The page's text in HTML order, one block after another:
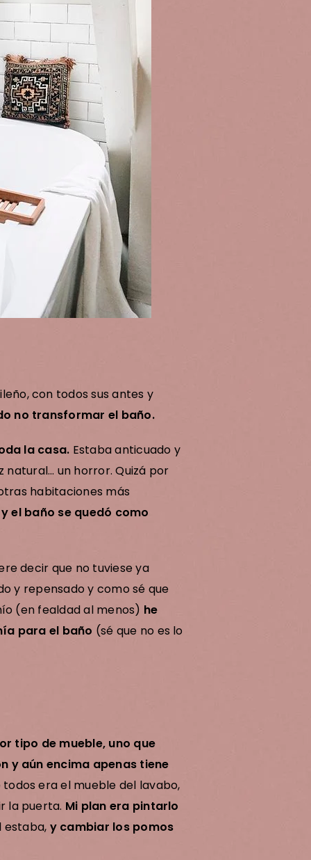
, con todos sus antes y
no transformar el baño.
la casa. Estaba anticuado y
natural… un horror. Quizá por
habitaciones más
el baño se quedó como
decir que no tuviese ya
y repensado y como sé que
(en fealdad al menos) he
para el baño (sé que no es lo
tipo de mueble, uno que
y aún encima apenas tiene
todos era el mueble del lavabo,
la puerta. Mi plan era pintarlo
estaba, y cambiar los pomos